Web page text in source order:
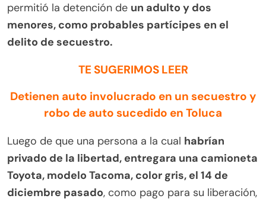
permitió la detención de un adulto y dos
menores, como probables partícipes en el
delito de secuestro.
TE SUGERIMOS LEER
Detienen auto involucrado en un secuestro y
robo de auto sucedido en Toluca
Luego de que una persona a la cual habrían
privado de la libertad, entregara una camioneta
Toyota, modelo Tacoma, color gris, el 14 de
diciembre pasado, como pago para su liberación,